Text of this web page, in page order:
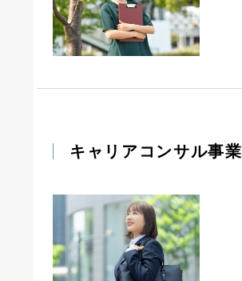
キャリアコンサル事業